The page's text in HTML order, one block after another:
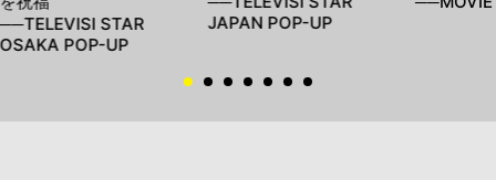
──TELEVISI STAR
OSAKA POP-UP
JAPAN POP-UP